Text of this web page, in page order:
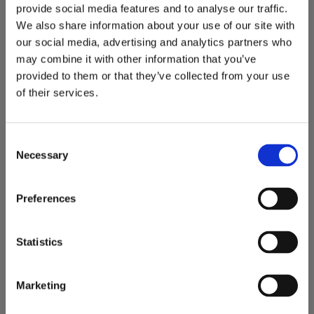
provide social media features and to analyse our traffic.
We also share information about your use of our site with
our social media, advertising and analytics partners who
may combine it with other information that you’ve
provided to them or that they’ve collected from your use
of their services.
Selection
Necessary
Preferences
Statistics
Marketing
52
178 KR
Lägg till i favoriter
Skärmstorlek 27 " Upplösning 2560x1440 Paneltyp OLED
Bildformat 16:9 Uppdateringsfrekvens 240 Hz Responstid
0,03 ms Adaptiv synkronisering FreeSync Premium, G-Sync
Anslutningar